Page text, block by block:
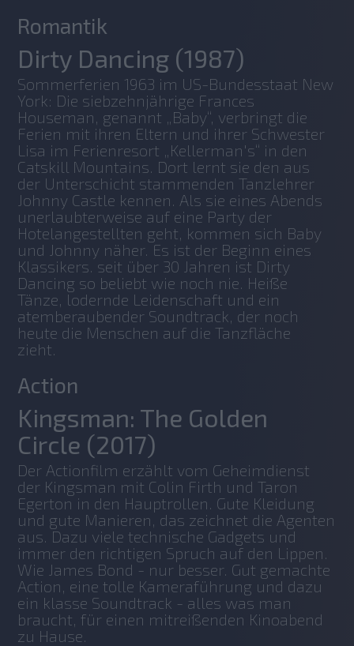
Romantik
Dirty Dancing (1987)
Sommerferien 1963 im US-Bundesstaat New
York: Die siebzehnjährige Frances
Houseman, genannt „Baby“, verbringt die
Ferien mit ihren Eltern und ihrer Schwester
Lisa im Ferienresort „Kellerman's“ in den
Catskill Mountains. Dort lernt sie den aus
der Unterschicht stammenden Tanzlehrer
Johnny Castle kennen. Als sie eines Abends
unerlaubterweise auf eine Party der
Hotelangestellten geht, kommen sich Baby
und Johnny näher. Es ist der Beginn eines
Klassikers. seit über 30 Jahren ist Dirty
Dancing so beliebt wie noch nie. Heiße
Tänze, lodernde Leidenschaft und ein
atemberaubender Soundtrack, der noch
heute die Menschen auf die Tanzfläche
zieht.
Action
Kingsman: The Golden
Circle (2017)
Der Actionfilm erzählt vom Geheimdienst
der Kingsman mit Colin Firth und Taron
Egerton in den Hauptrollen. Gute Kleidung
und gute Manieren, das zeichnet die Agenten
aus. Dazu viele technische Gadgets und
immer den richtigen Spruch auf den Lippen.
Wie James Bond - nur besser. Gut gemachte
Action, eine tolle Kameraführung und dazu
ein klasse Soundtrack - alles was man
braucht, für einen mitreißenden Kinoabend
zu Hause.